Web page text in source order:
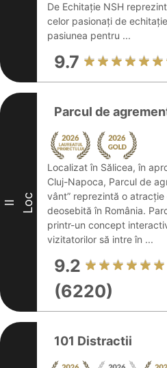
De Echitație NSH
celor pasionați de
pasiunea pentru ...
9.7
II Loc
Parcul de
Localizat în Sălicea, în
Cluj-Napoca, Parcul de
vânt” reprezintă o
deosebită în România.
printr-un concept
vizitatorilor să intre în ...
9.2
(6220)
101 Distractii